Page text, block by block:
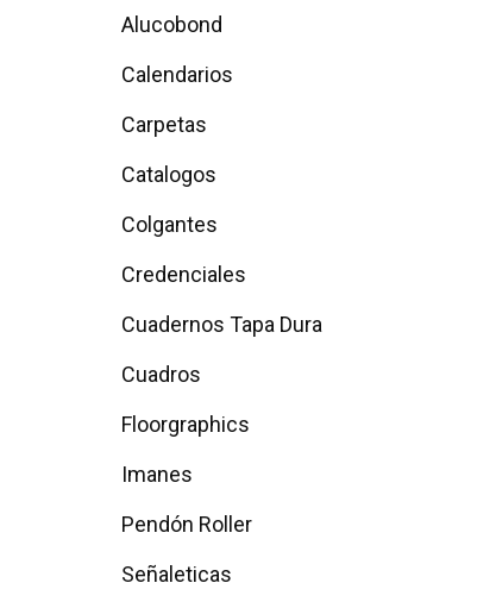
Alucobond
Calendarios
Carpetas
Catalogos
Colgantes
Credenciales
Cuadernos Tapa Dura
Cuadros
Floorgraphics
Imanes
Pendón Roller
Señaleticas